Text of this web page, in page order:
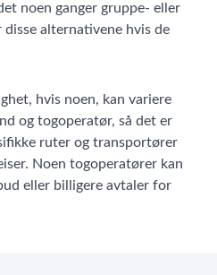
noen ganger gruppe- eller
alternativene hvis de
hvis noen, kan variere
og togoperatør, så det er
ruter og transportører
Noen togoperatører kan
eller billigere avtaler for